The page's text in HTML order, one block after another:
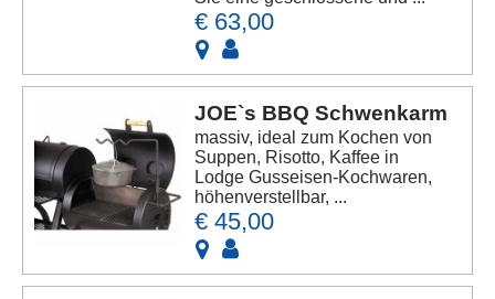
€ 63,00
JOE`s BBQ Schwenkarm
massiv, ideal zum Kochen von
Suppen, Risotto, Kaffee in
Lodge Gusseisen-Kochwaren,
höhenverstellbar, ...
€ 45,00